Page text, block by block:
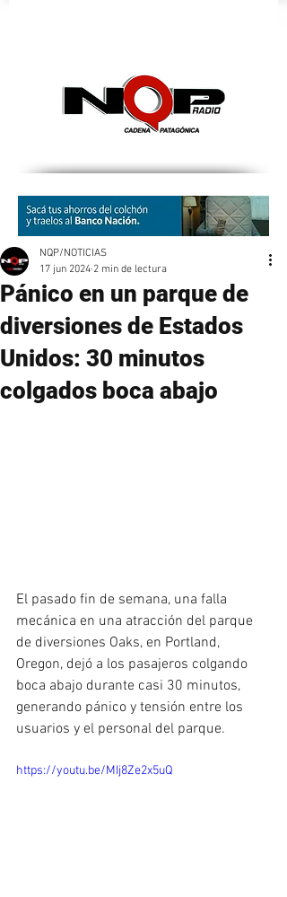
Pánico en un parque de
diversiones de Estados
Unidos: 30 minutos
colgados boca abajo
NQP/NOTICIAS
17 jun 2024 2 min de lectura
El pasado fin de semana, una falla
mecánica en una atracción del parque
de diversiones Oaks, en Portland,
Oregon, dejó a los pasajeros colgando
boca abajo durante casi 30 minutos,
generando pánico y tensión entre los
usuarios y el personal del parque.
https://youtu.be/MIj8Ze2x5uQ